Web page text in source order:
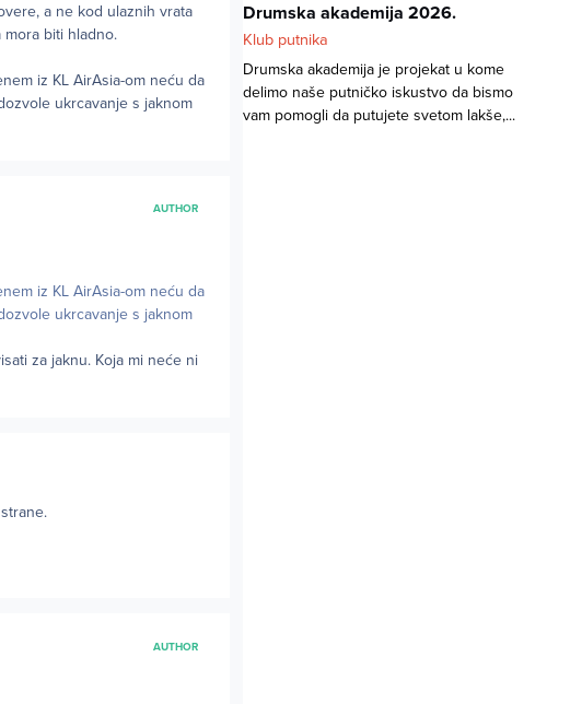
a ne kod ulaznih vrata
biti hladno.
iz KL AirAsia-om neću da
ukrcavanje s jaknom
AUTHOR
iz KL AirAsia-om neću da
ukrcavanje s jaknom
za jaknu. Koja mi neće ni
AUTHOR
Drumska akademija 2026.
Klub putnika
Drumska akademija je projekat u kome
delimo naše putničko iskustvo da bismo
vam pomogli da putujete svetom lakše,...